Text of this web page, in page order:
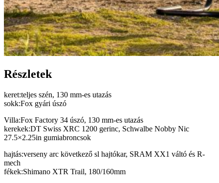
Részletek
keret:teljes szén, 130 mm-es utazás
sokk:Fox gyári úszó
Villa:Fox Factory 34 úszó, 130 mm-es utazás
kerekek:DT Swiss XRC 1200 gerinc, Schwalbe Nobby Nic
27.5×2.25in gumiabroncsok
hajtás:verseny arc következő sl hajtókar, SRAM XX1 váltó és R-
mech
fékek:Shimano XTR Trail, 180/160mm